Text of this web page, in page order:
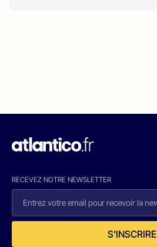
RECEVEZ NOTRE NEWSLETTER
S'INSCRIRE